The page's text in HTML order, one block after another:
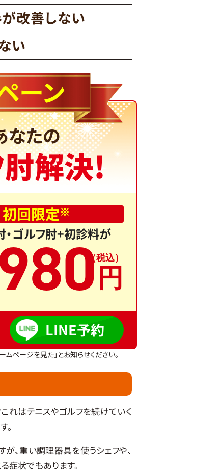
改善しない
い
ーン
なたの
肘解決!
初回限定※
・ゴルフ肘+初診料が
LINE予約
ムページを見た」とお知らせください。
れはテニスやゴルフを続けていく
。
、重い調理器具を使うシェフや、
症状でもあります。